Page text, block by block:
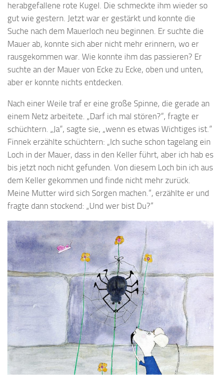
herabgefallene rote Kugel. Die schmeckte ihm wieder so
gut wie gestern. Jetzt war er gestärkt und konnte die
Suche nach dem Mauerloch neu beginnen. Er suchte die
Mauer ab, konnte sich aber nicht mehr erinnern, wo er
rausgekommen war. Wie konnte ihm das passieren? Er
suchte an der Mauer von Ecke zu Ecke, oben und unten,
aber er konnte nichts entdecken.
Nach einer Weile traf er eine große Spinne, die gerade an
einem Netz arbeitete. „Darf ich mal stören?“, fragte er
schüchtern. „Ja“, sagte sie, „wenn es etwas Wichtiges ist.“
Finnek erzählte schüchtern: „Ich suche schon tagelang ein
Loch in der Mauer, dass in den Keller führt, aber ich hab es
bis jetzt noch nicht gefunden. Von diesem Loch bin ich aus
dem Keller gekommen und finde nicht mehr zurück.
Meine Mutter wird sich Sorgen machen.“, erzählte er und
fragte dann stockend: „Und wer bist Du?“